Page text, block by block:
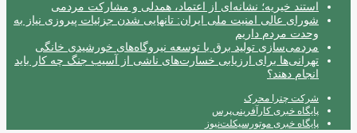
استند خیریه؛ نشانه‌ای از اعتماد، همدلی و مشارکت مردمی
شورای عالی امنیت ملی ایران: تانهایی شدن جزئیات پیروزی نیاز به
وحدت مردم داریم
مردمی‌سازی تولید برق با توسعه نیروگاه‌های خورشیدی خانگی
تهرانی‌ها برای ارزیابی خسارت‌های ناشی از آسیب جنگ چه کار باید
انجام دهند؟
شرکت چترا محرک
پایگاه خبری کارآفرینی‌پرس
پایگاه خبری موتورسیکلت‌نیوز